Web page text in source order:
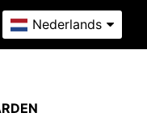
Nederlands